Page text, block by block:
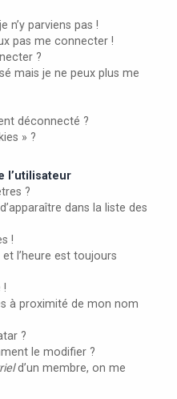
n’y parviens pas !
pas me connecter !
?
mais je ne peux plus me
déconnecté ?
» ?
l’utilisateur
?
dans la liste des
!
l’heure est toujours
!
à proximité de mon nom
?
le modifier ?
d’un membre, on me